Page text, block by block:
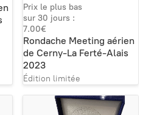
Prix le plus bas
sur 30 jours :
7.00€
Rondache Meeting aérien
de Cerny-La Ferté-Alais
2023
Édition limitée